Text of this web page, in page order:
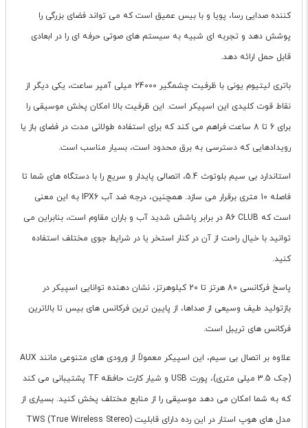
کننده صدایی رسا، پویا و با بیس عمیق است که می تواند فضای بزرگی را
پوشش دهد و تجربه ای شبیه به سیستم های صوتی حرفه ای را در ابعادی
قابل حمل ارائه دهد.
باتری لیتیوم یونی با ظرفیت چشمگیر 24000 میلی آمپر ساعت، یکی دیگر از
نقاط قوت کلیدی این اسپیکر است. این ظرفیت بالا امکان پخش موسیقی را
برای 6 تا 8 ساعت فراهم می کند که برای استفاده طولانی مدت در فضای باز یا
رویدادهایی که دسترسی به برق محدود است، بسیار مناسب است.
استاندارد بی سیم بلوتوث 5.4، اتصالی پایدار و سریع را با دستگاه های شما تا
فاصله 10 متری برقرار می سازد. همچنین، درجه ضد آب IPX6 به این معنی
است که A6 CLUB در برابر پاشش شدید آب و باران مقاوم است، بنابراین می
توانید با خیال راحت از آن در کنار استخر یا در شرایط جوی مختلف استفاده
کنید.
پاسخ فرکانسی 80 هرتز تا 20 کیلوهرتز، نشان دهنده توانایی اسپیکر در
بازتولید طیف وسیعی از صداها، از پایین ترین فرکانس های بیس تا بالاترین
فرکانس های تریبل است.
علاوه بر اتصال بی سیم، این اسپیکر معمولاً از ورودی های متنوعی مانند AUX
(جک 3.5 میلی متری)، پورت USB و شیار کارت حافظه TF پشتیبانی می کند
که به شما امکان می دهد موسیقی را از منابع مختلف پخش کنید. بسیاری از
مدل های هوپ استار در این رده دارای قابلیت TWS (True Wireless Stereo)